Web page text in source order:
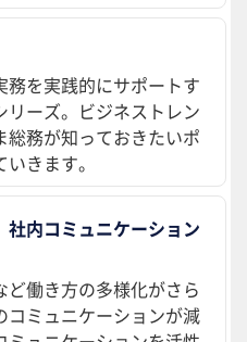
を実践的にサポートす
リーズ。ビジネストレン
総務が知っておきたいポ
きます。
内コミュニケーション
ど働き方の多様化がさら
コミュニケーションが減